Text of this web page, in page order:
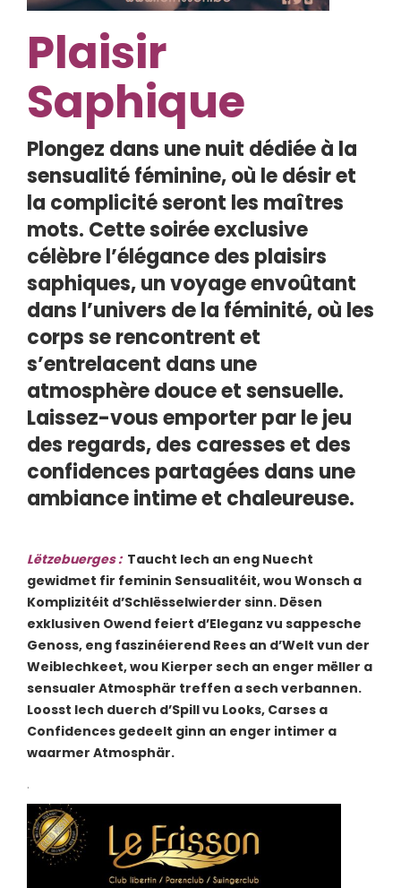
Plaisir
Saphique
Plongez dans une nuit dédiée à la
sensualité féminine, où le désir et
la complicité seront les maîtres
mots. Cette soirée exclusive
célèbre l’élégance des plaisirs
saphiques, un voyage envoûtant
dans l’univers de la féminité, où les
corps se rencontrent et
s’entrelacent dans une
atmosphère douce et sensuelle.
Laissez-vous emporter par le jeu
des regards, des caresses et des
confidences partagées dans une
ambiance intime et chaleureuse.
Lëtzebuerges: Taucht Iech an eng Nuecht
gewidmet fir feminin Sensualitéit, wou Wonsch a
Komplizitéit d’Schlësselwierder sinn. Dësen
exklusiven Owend feiert d’Eleganz vu sappesche
Genoss, eng faszinéierend Rees an d’Welt vun der
Weiblechkeet, wou Kierper sech an enger mëller a
sensualer Atmosphär treffen a sech verbannen.
Loosst Iech duerch d’Spill vu Looks, Carses a
Confidences gedeelt ginn an enger intimer a
waarmer Atmosphär.
.